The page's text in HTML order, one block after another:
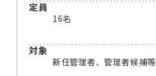
定員
16名
対象
新任管理者、管理者候補等